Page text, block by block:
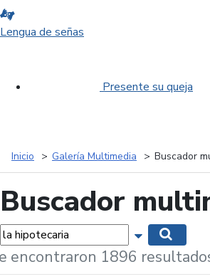
Lengua de señas
Presente su queja
Inicio Galería Multimedia Buscador
Buscador
Mostrar
encontraron 1896